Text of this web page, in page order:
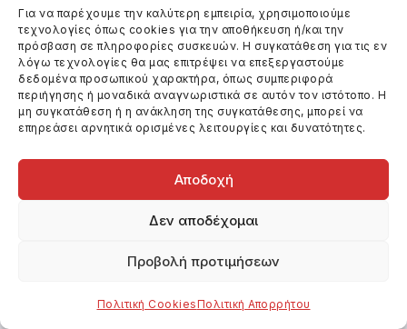
Για να παρέχουμε την καλύτερη εμπειρία, χρησιμοποιούμε
τεχνολογίες όπως cookies για την αποθήκευση ή/και την
πρόσβαση σε πληροφορίες συσκευών. Η συγκατάθεση για τις εν
λόγω τεχνολογίες θα μας επιτρέψει να επεξεργαστούμε
δεδομένα προσωπικού χαρακτήρα, όπως συμπεριφορά
περιήγησης ή μοναδικά αναγνωριστικά σε αυτόν τον ιστότοπο. Η
μη συγκατάθεση ή η ανάκληση της συγκατάθεσης, μπορεί να
επηρεάσει αρνητικά ορισμένες λειτουργίες και δυνατότητες.
Αποδοχή
Δεν αποδέχομαι
Προβολή προτιμήσεων
Πολιτική CookiesΠολιτική Απορρήτου